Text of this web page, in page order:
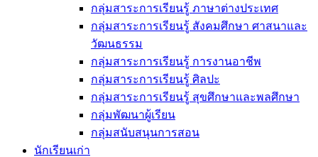
กลุ่มสาระการเรียนรู้ ภาษาต่างประเทศ
กลุ่มสาระการเรียนรู้ สังคมศึกษา ศาสนาและ
วัฒนธรรม
กลุ่มสาระการเรียนรู้ การงานอาชีพ
กลุ่มสาระการเรียนรู้ ศิลปะ
กลุ่มสาระการเรียนรู้ สุขศึกษาและพลศึกษา
กลุ่มพัฒนาผู้เรียน
กลุ่มสนับสนุนการสอน
นักเรียนเก่า